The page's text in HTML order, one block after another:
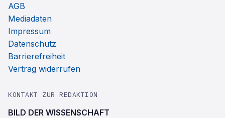
AGB
Mediadaten
Impressum
Datenschutz
Barrierefreiheit
Vertrag widerrufen
KONTAKT ZUR REDAKTION
BILD DER WISSENSCHAFT